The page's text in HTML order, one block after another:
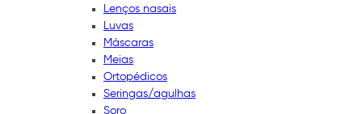
Lenços nasais
Luvas
Máscaras
Meias
Ortopédicos
Seringas/agulhas
Soro